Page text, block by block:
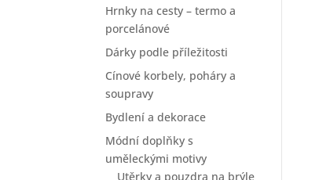
Hrnky na cesty – termo a
porcelánové
Dárky podle příležitosti
Cínové korbely, poháry a
soupravy
Bydlení a dekorace
Módní doplňky s
uměleckými motivy
Utěrky a pouzdra na brýle